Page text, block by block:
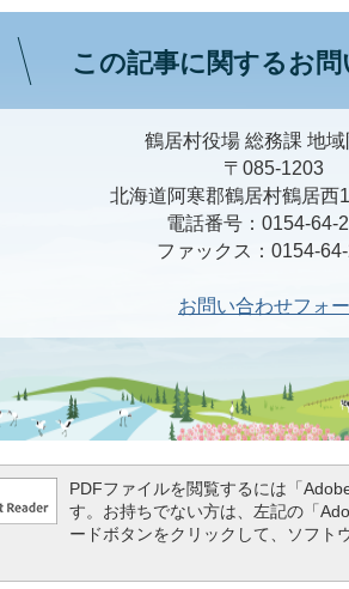
この記事に関するお
鶴居村役場 総務課 地
〒085-1203
北海道阿寒郡鶴居村鶴居西
電話番号：0154-64-
ファックス：0154-
お問い合わせフォ
PDFファイルを閲覧するには「
す。お持ちでない方は、左記の「
ードボタンをクリックして、ソフト